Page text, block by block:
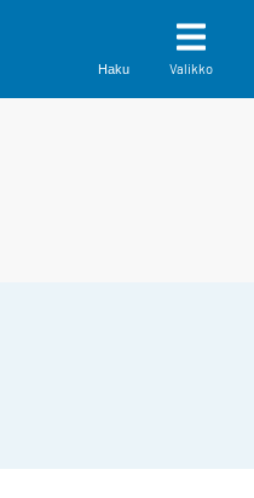
Haku Valikko